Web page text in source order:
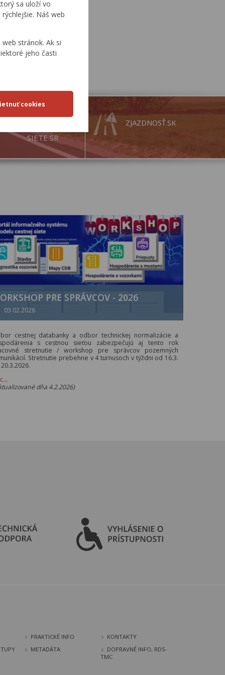
sa uloží vo
Náš web
stránok. Ak si
jeho časti
MAPY
SIETE SR
ZJAZDNOSŤ.SK
PRE SPRÁVCOV - 2026
03.02.2026
cestnej databanky a odbor technickej normalizácie a
s cestnou sieťou zabezpečujú aj tento rok
stretnutie / workshop pre správcov pozemných
Stretnutie prebehne v 4 turnusoch v týždni od 16.3.
dňa 4.2.2026)
PRAKTICKÉ INFO
KONTAKTY
METADÁTA
DOPRAVNÉ INFO, RDS-
TMC